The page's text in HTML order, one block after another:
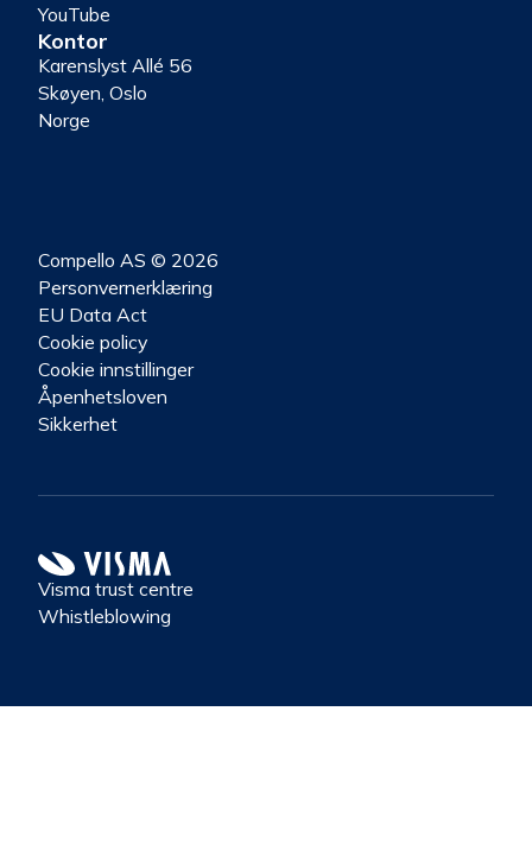
YouTube
Kontor
Karenslyst Allé 56
Skøyen, Oslo
Norge
Compello AS © 2026
Personvernerklæring
EU Data Act
Cookie policy
Cookie innstillinger
Åpenhetsloven
Sikkerhet
Visma trust centre
Whistleblowing